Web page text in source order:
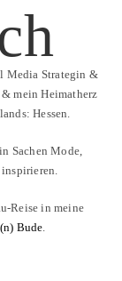
Media Strategin &
mein Heimatherz
Hessen.
Sachen Mode,
Reise in meine
Bude